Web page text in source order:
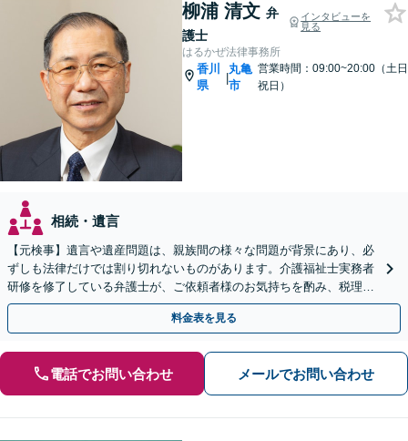
柳浦 清文 弁
護士
インタビューを
見る
はるかぜ法律事務所
香川
県
|
丸亀
市
営業時間：09:00~20:00（土日
祝日）
相続・遺言
【元検事】遺言や遺産問題は、親族間の様々な問題が背景にあり、必
ずしも法律だけでは割り切れないものがあります。介護福祉士実務者
研修を修了している弁護士が、ご依頼者様のお気持ちを酌み、税理士
など他士業とも密接に連携しながら丁寧に対応いたします。
料金表を見る
電話でお問い合わせ メールでお問い合わせ